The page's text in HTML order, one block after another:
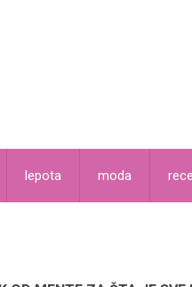
lepota moda